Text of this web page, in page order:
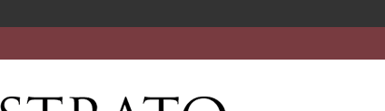
Weiterbildung Pressespiegel